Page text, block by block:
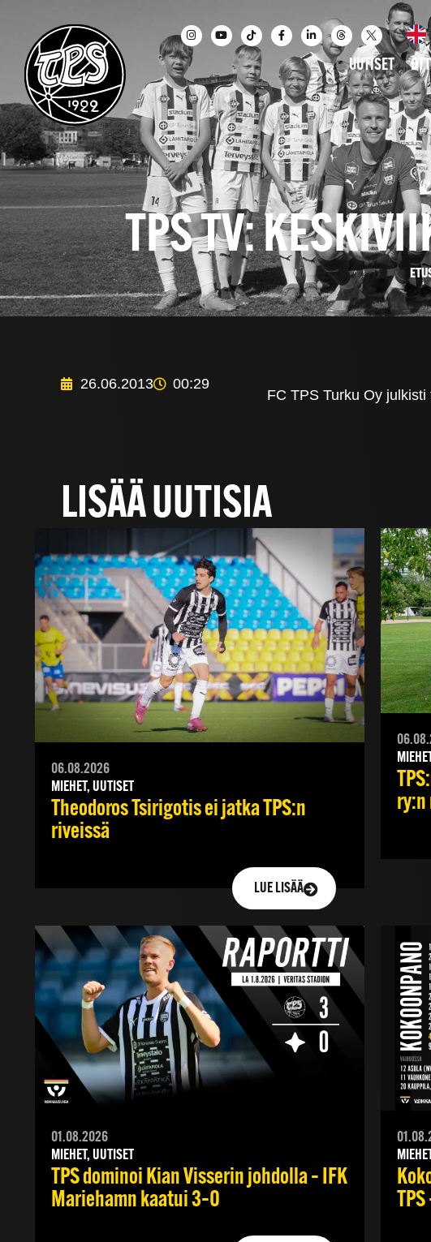
UUTISET
TPS TV:
26.06.2013 00:29
FC TPS Turku Oy
LISÄÄ UUTISIA
06.08.2026
MIEHET, UUTISET
Theodoros Tsirigotis ei jatka TPS:n
riveissä
LUE LISÄÄ
ry:n
01.08.2026
MIEHET, UUTISET
TPS dominoi Kian Visserin johdolla – IFK
Mariehamn kaatui 3–0